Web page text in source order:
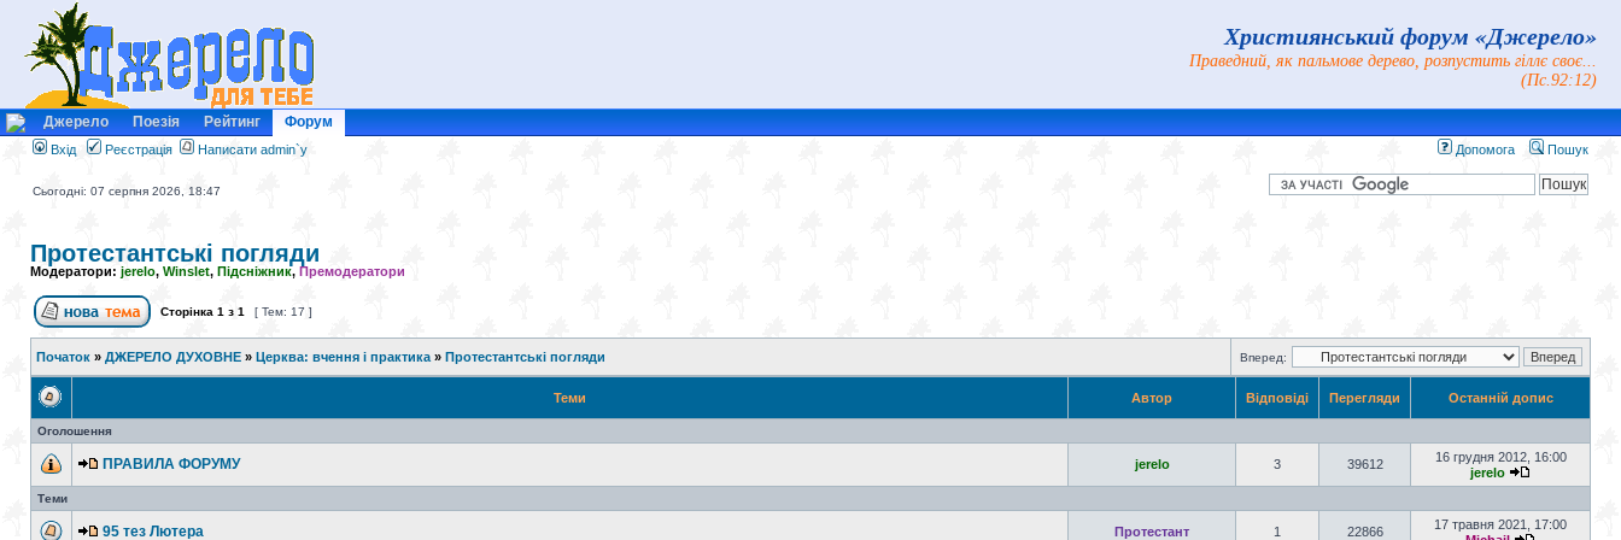
Християнський форум «Джерело»
Праведний, як пальмове дерево, розпустить гіллє своє...
(Пс.92:12)
Джерело Поезія Рейтинг Форум
Вхід Реєстрація Написати admin`у Допомога Пошук
Сьогодні: 07 серпня 2026, 18:47
Протестантські погляди
Модератори: jerelo, Winslet, Підсніжник, Премодератори
Сторінка 1 з 1 [ Тем: 17 ]
Початок » ДЖЕРЕЛО ДУХОВНЕ » Церква: вчення і практика » Протестантські погляди Вперед:
Теми Автор Відповіді Перегляди Останній допис
Оголошення
ПРАВИЛА ФОРУМУ jerelo 3 39612
16 грудня 2012, 16:00
jerelo
Теми
95 тез Лютера Протестант 1 22866
17 травня 2021, 17:00